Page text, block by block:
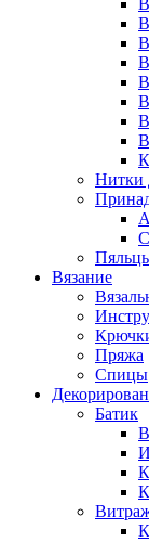
Нитки
Вязание
Пряжа
Спицы
Батик